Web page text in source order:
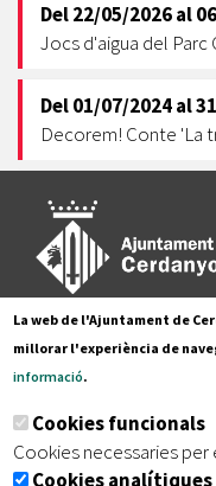
Del22/05/2026al
Jocs d'aigua del
Del01/07/2024al
Decorem! Conte 'La
Pl. Francesc Layret, s/
08290 Cerdanyola del
Tel. 935 80 88 88
Segueix-nos a:
La web de l'Ajuntament de
millorar l'experiència de
informació.
Cookies funcionals
Cookies necessaries
Cookies analítiques